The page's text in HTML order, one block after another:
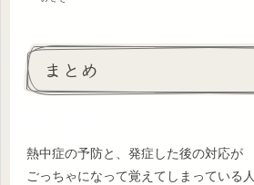
まとめ
熱中症の予防と、発症した後の対応が
ごっちゃになって覚えてしまっている